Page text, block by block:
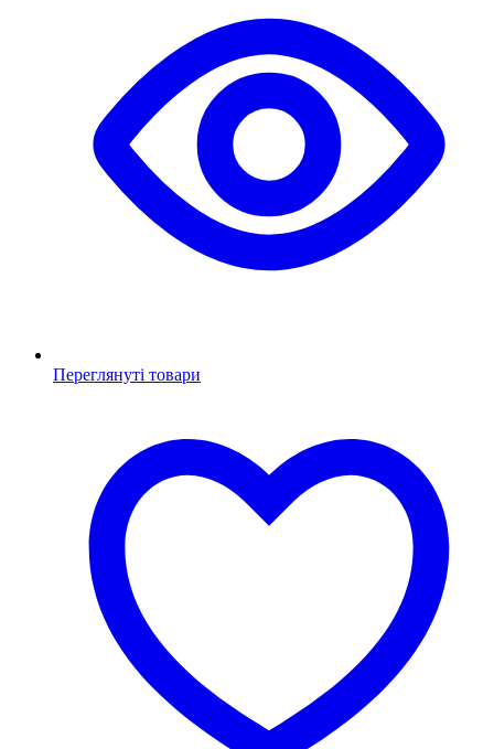
Переглянуті товари